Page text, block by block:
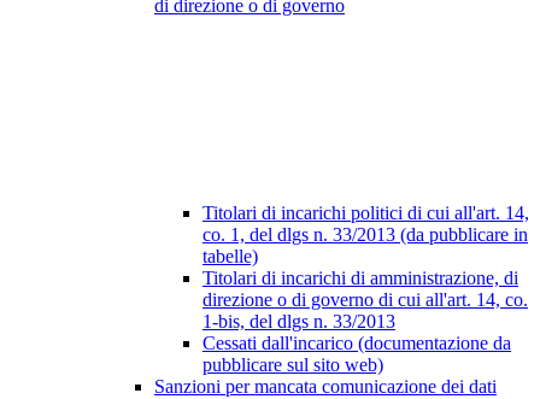
di direzione o di governo
Titolari di incarichi politici di cui all'art. 14,
co. 1, del dlgs n. 33/2013 (da pubblicare in
tabelle)
Titolari di incarichi di amministrazione, di
direzione o di governo di cui all'art. 14, co.
1-bis, del dlgs n. 33/2013
Cessati dall'incarico (documentazione da
pubblicare sul sito web)
Sanzioni per mancata comunicazione dei dati